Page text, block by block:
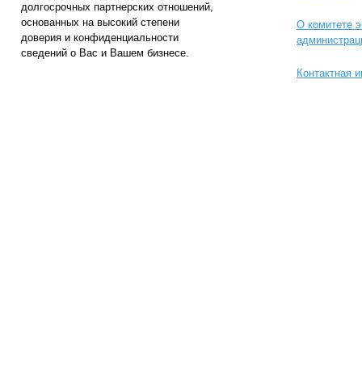
долгосрочных партнерских отношений,
основанных на высокий степени
доверия и конфиденциальности
сведений о Вас и Вашем бизнесе.
О комитете
Контактная